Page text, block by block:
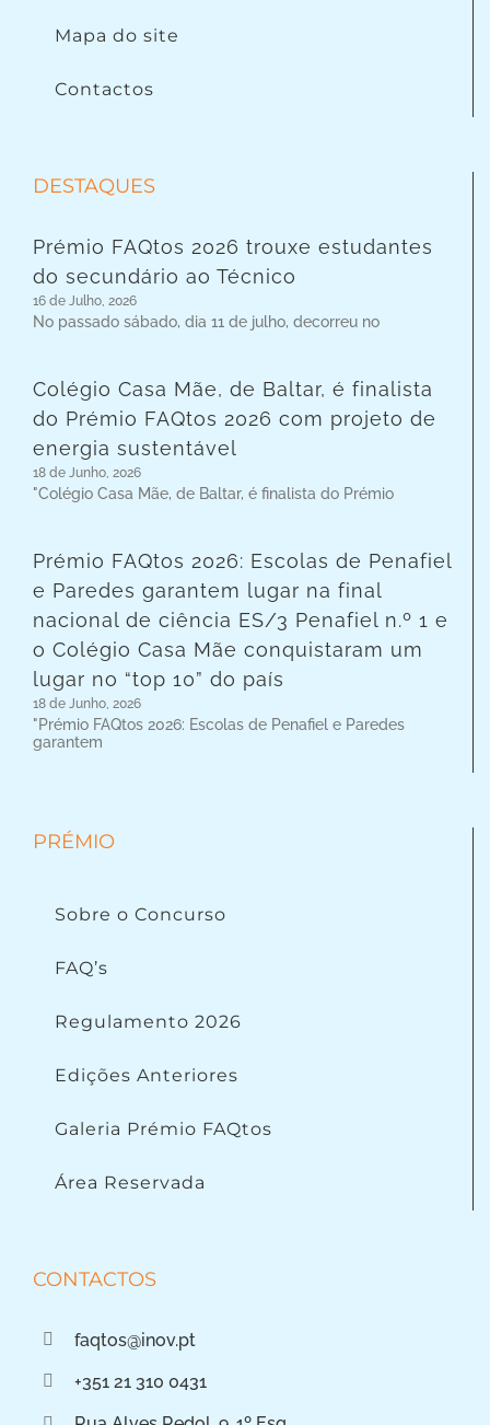
Mapa do site
Contactos
DESTAQUES
Prémio FAQtos 2026 trouxe estudantes
do secundário ao Técnico
16 de Julho, 2026
No passado sábado, dia 11 de julho, decorreu no
Colégio Casa Mãe, de Baltar, é finalista
do Prémio FAQtos 2026 com projeto de
energia sustentável
18 de Junho, 2026
"Colégio Casa Mãe, de Baltar, é finalista do Prémio
Prémio FAQtos 2026: Escolas de Penafiel
e Paredes garantem lugar na final
nacional de ciência ES/3 Penafiel n.º 1 e
o Colégio Casa Mãe conquistaram um
lugar no “top 10” do país
18 de Junho, 2026
"Prémio FAQtos 2026: Escolas de Penafiel e Paredes
garantem
PRÉMIO
Sobre o Concurso
FAQ’s
Regulamento 2026
Edições Anteriores
Galeria Prémio FAQtos
Área Reservada
CONTACTOS
faqtos@inov.pt
+351 21 310 0431